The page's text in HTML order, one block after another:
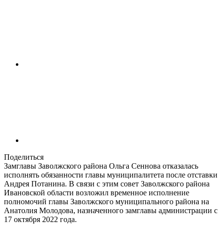
Поделиться
Замглавы Заволжского района Ольга Сеннова отказалась
исполнять обязанности главы муниципалитета после отставки
Андрея Потанина. В связи с этим совет Заволжского района
Ивановской области возложил временное исполнение
полномочий главы Заволжского муниципального района на
Анатолия Молодова, назначенного замглавы администрации с
17 октября 2022 года.